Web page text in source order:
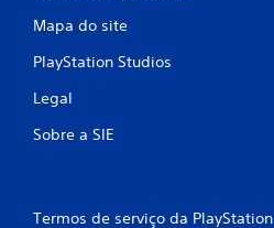
Mapa do site
PlayStation Studios
Legal
Sobre a SIE
Termos de serviço da PlayStation